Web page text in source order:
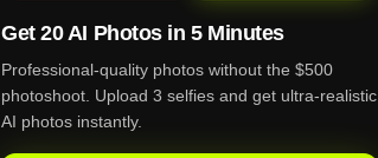
Get 20 AI Photos in 5 Minutes
Professional-quality photos without the $500
photoshoot. Upload 3 selfies and get ultra-realistic
AI photos instantly.